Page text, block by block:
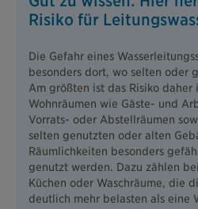
Risiko für
Die Gefahr eines
besonders dort, wo selten oder
Am größten ist das Risiko daher
Wohnräumen wie Gäste- und
Vorrats- oder Abstellräumen
selten genutzten oder alten
Räumlichkeiten besonders
genutzt werden. Dazu zählen
Küchen oder Waschräume, die
deutlich mehr belasten als eine